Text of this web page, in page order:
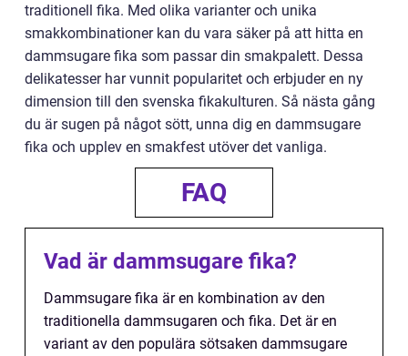
traditionell fika. Med olika varianter och unika
smakkombinationer kan du vara säker på att hitta en
dammsugare fika som passar din smakpalett. Dessa
delikatesser har vunnit popularitet och erbjuder en ny
dimension till den svenska fikakulturen. Så nästa gång
du är sugen på något sött, unna dig en dammsugare
fika och upplev en smakfest utöver det vanliga.
FAQ
Vad är dammsugare fika?
Dammsugare fika är en kombination av den
traditionella dammsugaren och fika. Det är en
variant av den populära sötsaken dammsugare